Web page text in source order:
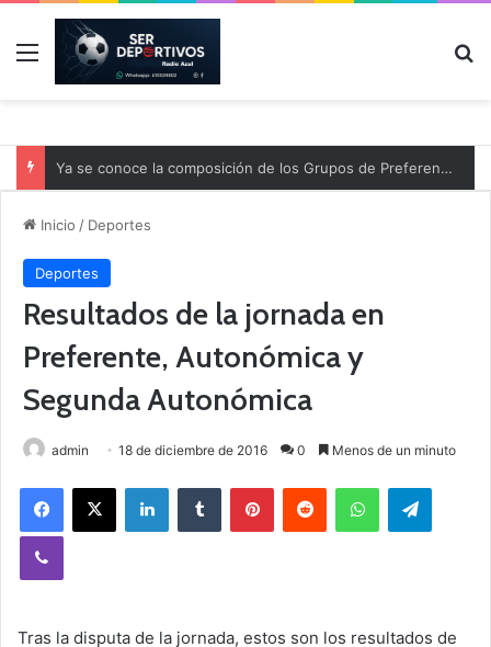
Menú
Ya se conoce la composición de los Grupos de Preferente y el calendario
Inicio / Deportes
Deportes
Resultados de la jornada en
Preferente, Autonómica y
Segunda Autonómica
admin 18 de diciembre de 2016 0 Menos de un minuto
Tras la disputa de la jornada, estos son los resultados de